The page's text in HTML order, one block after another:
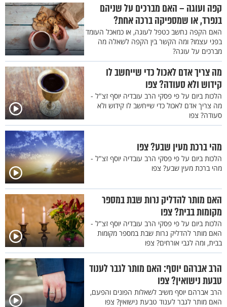
קפה ועוגה – האם מברכים על שניהם
בנפרד, או שמספיקה ברכה אחת?
האם הקפה נחשב כטפל לעוגה, או כמאכל העומד
בפני עצמו? ומה הקשר בין הקפה לשאלה מה
מברכים על עוגה?
מה צריך אדם לאכול כדי שייחשב לו
קידוש ולא סעודה? צפו
הלכות ביום על פי פסקי הרב עובדיה יוסף זצ"ל -
מה צריך אדם לאכול כדי שייחשב לו קידוש ולא
סעודה? צפו
מהי ברכת מעין שבע? צפו
הלכות ביום על פי פסקי הרב עובדיה יוסף זצ"ל -
מהי ברכת מעין שבע? צפו
האם מותר להדליק נרות שבת במספר
מקומות בבית? צפו
הלכות ביום על פי פסקי הרב עובדיה יוסף זצ"ל -
האם מותר להדליק נרות שבת במספר מקומות
בבית, ומה לגבי אורחים? צפו
הרב אברהם יוסף: האם מותר לגבר לענוד
טבעת נישואין? צפו
הרב אברהם יוסף משיב לשאלות הפונים והפעם,
האם מותר לגבר לענוד טבעת נישואין? צפו